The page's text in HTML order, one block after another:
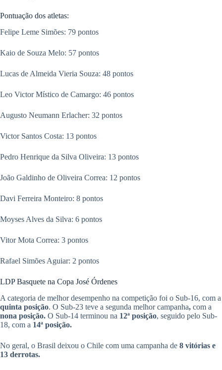
Pontuação dos atletas:
Felipe Leme Simões: 79 pontos
Kaio de Souza Melo: 57 pontos
Lucas de Almeida Vieria Souza: 48 pontos
Leo Victor Místico de Camargo: 46 pontos
Augusto Neumann Erlacher: 32 pontos
Victor Santos Costa: 13 pontos
Pedro Henrique da Silva Oliveira: 13 pontos
João Galdinho de Oliveira Correa: 12 pontos
Davi Ferreira Monteiro: 8 pontos
Moyses Alves da Silva: 6 pontos
Vitor Mota Correa: 3 pontos
Rafael Simões Aguiar: 2 pontos
LDP Basquete na Copa José Órdenes
A categoria de melhor desempenho na competição foi o Sub-16, com a
quinta posição. O Sub-23 teve a segunda melhor campanha, com a
nona posição. O Sub-14 terminou na 12ª posição, seguido pelo Sub-
18, com a 14ª posição.
No geral, o Brasil deixou o Chile com uma campanha de 8 vitórias e
13 derrotas.